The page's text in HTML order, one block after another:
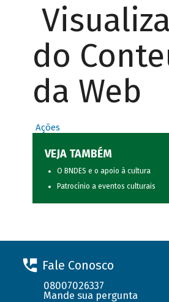
do
da Web
Ações
VEJA TAMBÉM
O BNDES e o apoio à cultura
Patrocínio a eventos culturais
Fale Conosco
08007026337
Mande sua pergunta